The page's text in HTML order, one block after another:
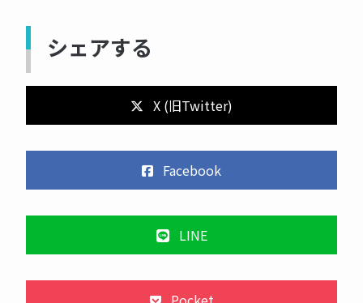
シェアする
X (旧Twitter)
Facebook
LINE